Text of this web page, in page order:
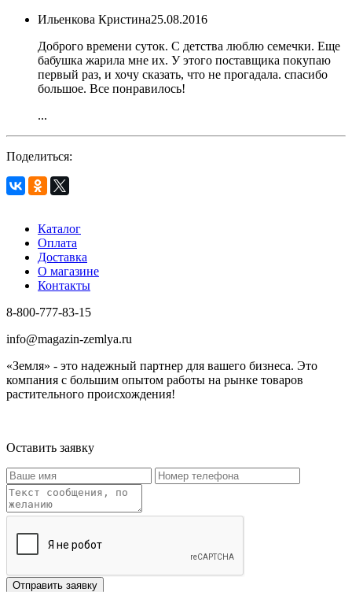
Ильенкова Кристина25.08.2016
Доброго времени суток. С детства люблю семечки. Еще
бабушка жарила мне их. У этого поставщика покупаю
первый раз, и хочу сказать, что не прогадала. спасибо
большое. Все понравилось!
...
Поделиться:
Каталог
Оплата
Доставка
О магазине
Контакты
8-800-777-83-15
info@magazin-zemlya.ru
«Земля» - это надежный партнер для вашего бизнеса. Это
компания с большим опытом работы на рынке товаров
растительного происхождения!
Оставить заявку
Отправить заявку